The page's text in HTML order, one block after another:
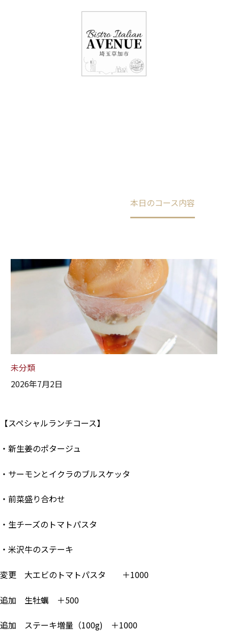
本日のコース内容
未分類
2026年7月2日
【スペシャルランチコース】
・新生姜のポタージュ
・サーモンとイクラのブルスケッタ
・前菜盛り合わせ
・生チーズのトマトパスタ
・米沢牛のステーキ
変更 大エビのトマトパスタ ＋1000
追加 生牡蠣 ＋500
追加 ステーキ増量（100g) ＋1000